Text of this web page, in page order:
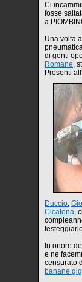
Ci
fosse
a
Una volta
di genti
Romane,
Presenti
Duccio,
Cicalona,
In onore
e ne
censurato
banane